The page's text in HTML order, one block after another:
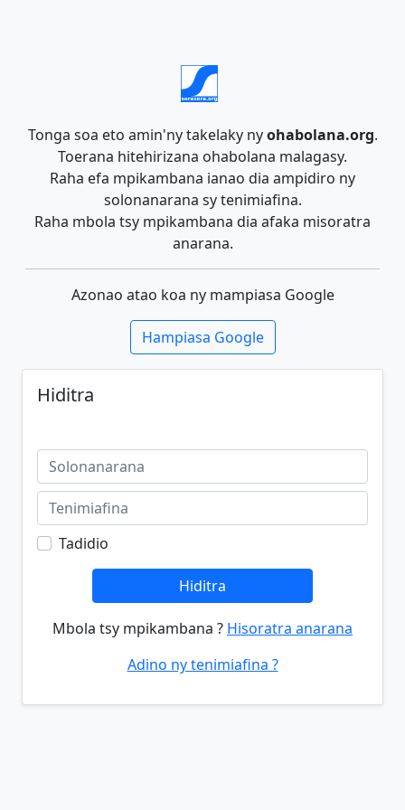
Tonga soa eto amin'ny takelaky nyohabolana.org.
Toerana hitehirizana ohabolana malagasy.
Raha efa mpikambana ianao dia ampidiro ny
solonanarana sy tenimiafina.
Raha mbola tsy mpikambana dia afaka misoratra
anarana.
Azonao atao koa ny mampiasa Google
Hampiasa Google
Hiditra
Tadidio
Hiditra
Mbola tsy mpikambana ? Hisoratra anarana
Adino ny tenimiafina ?